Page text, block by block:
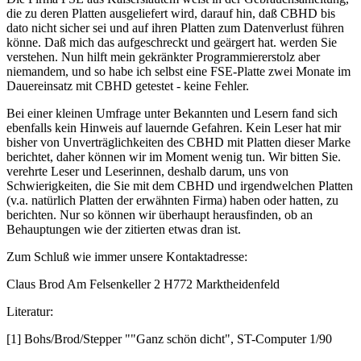
die zu deren Platten ausgeliefert wird, darauf hin, daß CBHD bis
dato nicht sicher sei und auf ihren Platten zum Datenverlust führen
könne. Daß mich das aufgeschreckt und geärgert hat. werden Sie
verstehen. Nun hilft mein gekränkter Programmiererstolz aber
niemandem, und so habe ich selbst eine FSE-Platte zwei Monate im
Dauereinsatz mit CBHD getestet - keine Fehler.
Bei einer kleinen Umfrage unter Bekannten und Lesern fand sich
ebenfalls kein Hinweis auf lauernde Gefahren. Kein Leser hat mir
bisher von Unverträglichkeiten des CBHD mit Platten dieser Marke
berichtet, daher können wir im Moment wenig tun. Wir bitten Sie.
verehrte Leser und Leserinnen, deshalb darum, uns von
Schwierigkeiten, die Sie mit dem CBHD und irgendwelchen Platten
(v.a. natürlich Platten der erwähnten Firma) haben oder hatten, zu
berichten. Nur so können wir überhaupt herausfinden, ob an
Behauptungen wie der zitierten etwas dran ist.
Zum Schluß wie immer unsere Kontaktadresse:
Claus Brod Am Felsenkeller 2 H772 Marktheidenfeld
Literatur:
[1] Bohs/Brod/Stepper ""Ganz schön dicht", ST-Computer 1/90